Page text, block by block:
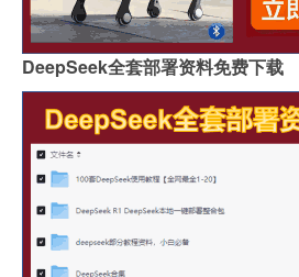
DeepSeek全套部署资料免费下载